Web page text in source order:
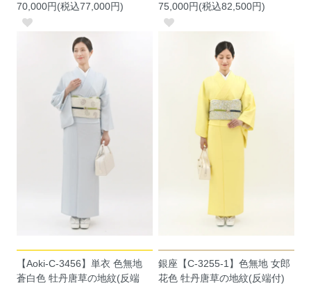
70,000円(税込77,000円)
75,000円(税込82,500円)
【Aoki-C-3456】単衣 色無地
蒼白色 牡丹唐草の地紋(反端
銀座【C-3255-1】色無地 女郎
花色 牡丹唐草の地紋(反端付)